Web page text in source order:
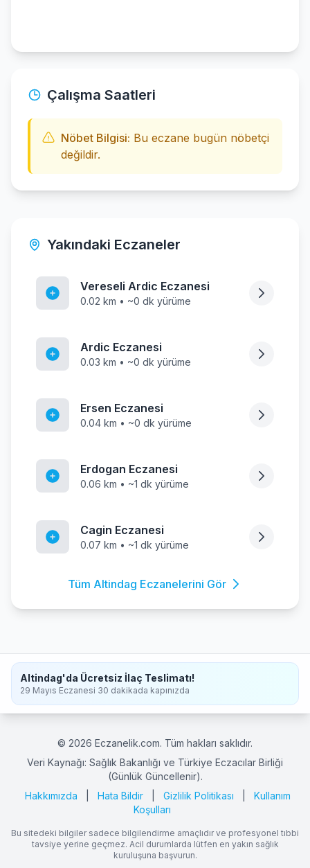
Çalışma Saatleri
Nöbet Bilgisi: Bu eczane bugün nöbetçi
değildir.
Yakındaki Eczaneler
Vereseli Ardic Eczanesi
0.02 km • ~0 dk yürüme
Ardic Eczanesi
0.03 km • ~0 dk yürüme
Ersen Eczanesi
0.04 km • ~0 dk yürüme
Erdogan Eczanesi
0.06 km • ~1 dk yürüme
Cagin Eczanesi
0.07 km • ~1 dk yürüme
Tüm Altindag Eczanelerini Gör
Altindag'da Ücretsiz İlaç Teslimatı!
29 Mayıs Eczanesi 30 dakikada kapınızda
© 2026 Eczanelik.com. Tüm hakları saklıdır.
Veri Kaynağı: Sağlık Bakanlığı ve Türkiye Eczacılar Birliği
(Günlük Güncellenir).
Hakkımızda
Hata Bildir Gizlilik Politikası
Kullanım
Koşulları
Bu sitedeki bilgiler sadece bilgilendirme amaçlıdır ve profesyonel tıbbi
tavsiye yerine geçmez. Acil durumlarda lütfen en yakın sağlık
kuruluşuna başvurun.